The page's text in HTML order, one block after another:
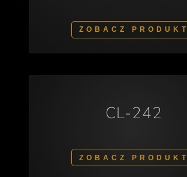
ZOBACZ PRODUKT
CL-242
ZOBACZ PRODUKT